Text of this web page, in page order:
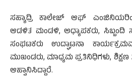
ಸಹ್ಯಾದ್ರಿ ಕಾಲೇಜ್ ಆಫ್
ಆಡಳಿತ ಮಂಡಳಿ, ಅಧ್ಯಾಪಕರು, ಸಿಬ್ಬಂದಿ
ಸಂಘಟಕರು ಉದ್ಘಾಟನಾ
ಮುಖಂಡರು, ಮಾಧ್ಯಮ ಪ್ರತಿನಿಧಿಗಳು, ಶಿಕ್ಷಣ
ಆಹ್ವಾನಿಸಿದ್ದಾರೆ.